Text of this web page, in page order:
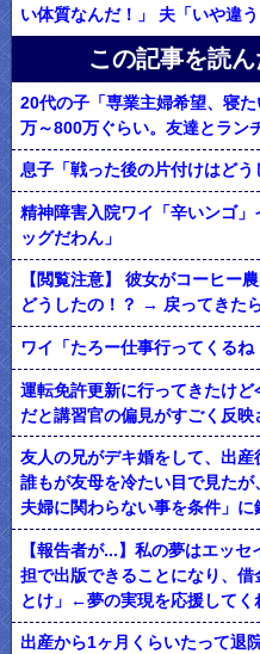
い体質なんだ！」 夫「いや違う
この記事を読
20代の子「専業主婦希望、寝
万～800万ぐらい。友達とラ
息子「戦った後の片付けはどう
精神障害入院ワイ「辛いンゴ
ッグだわん」
【閲覧注意】 彼女がコーヒー
どうしたの！？ → 戻ってきた
ワイ「たろー仕事行ってくる
運転免許更新に行ってきたけ
だと講習官の偏見がすごく反映
友人の兄がデキ婚をして、出
誰もが友母を冷たい目で見た
夫婦に関わらない事を条件」に
【報告者が...】私の夢はエッ
担で出版できることになり、
とけ」←夢の実現を応援してく
出産から1ヶ月くらいたって退